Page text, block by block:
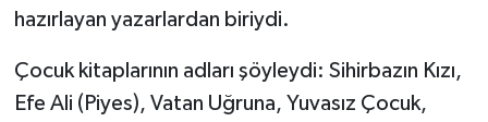
hazırlayan yazarlardan biriydi.
Çocuk kitaplarının adları şöyleydi: Sihirbazın Kızı,
Efe Ali (Piyes), Vatan Uğruna, Yuvasız Çocuk,